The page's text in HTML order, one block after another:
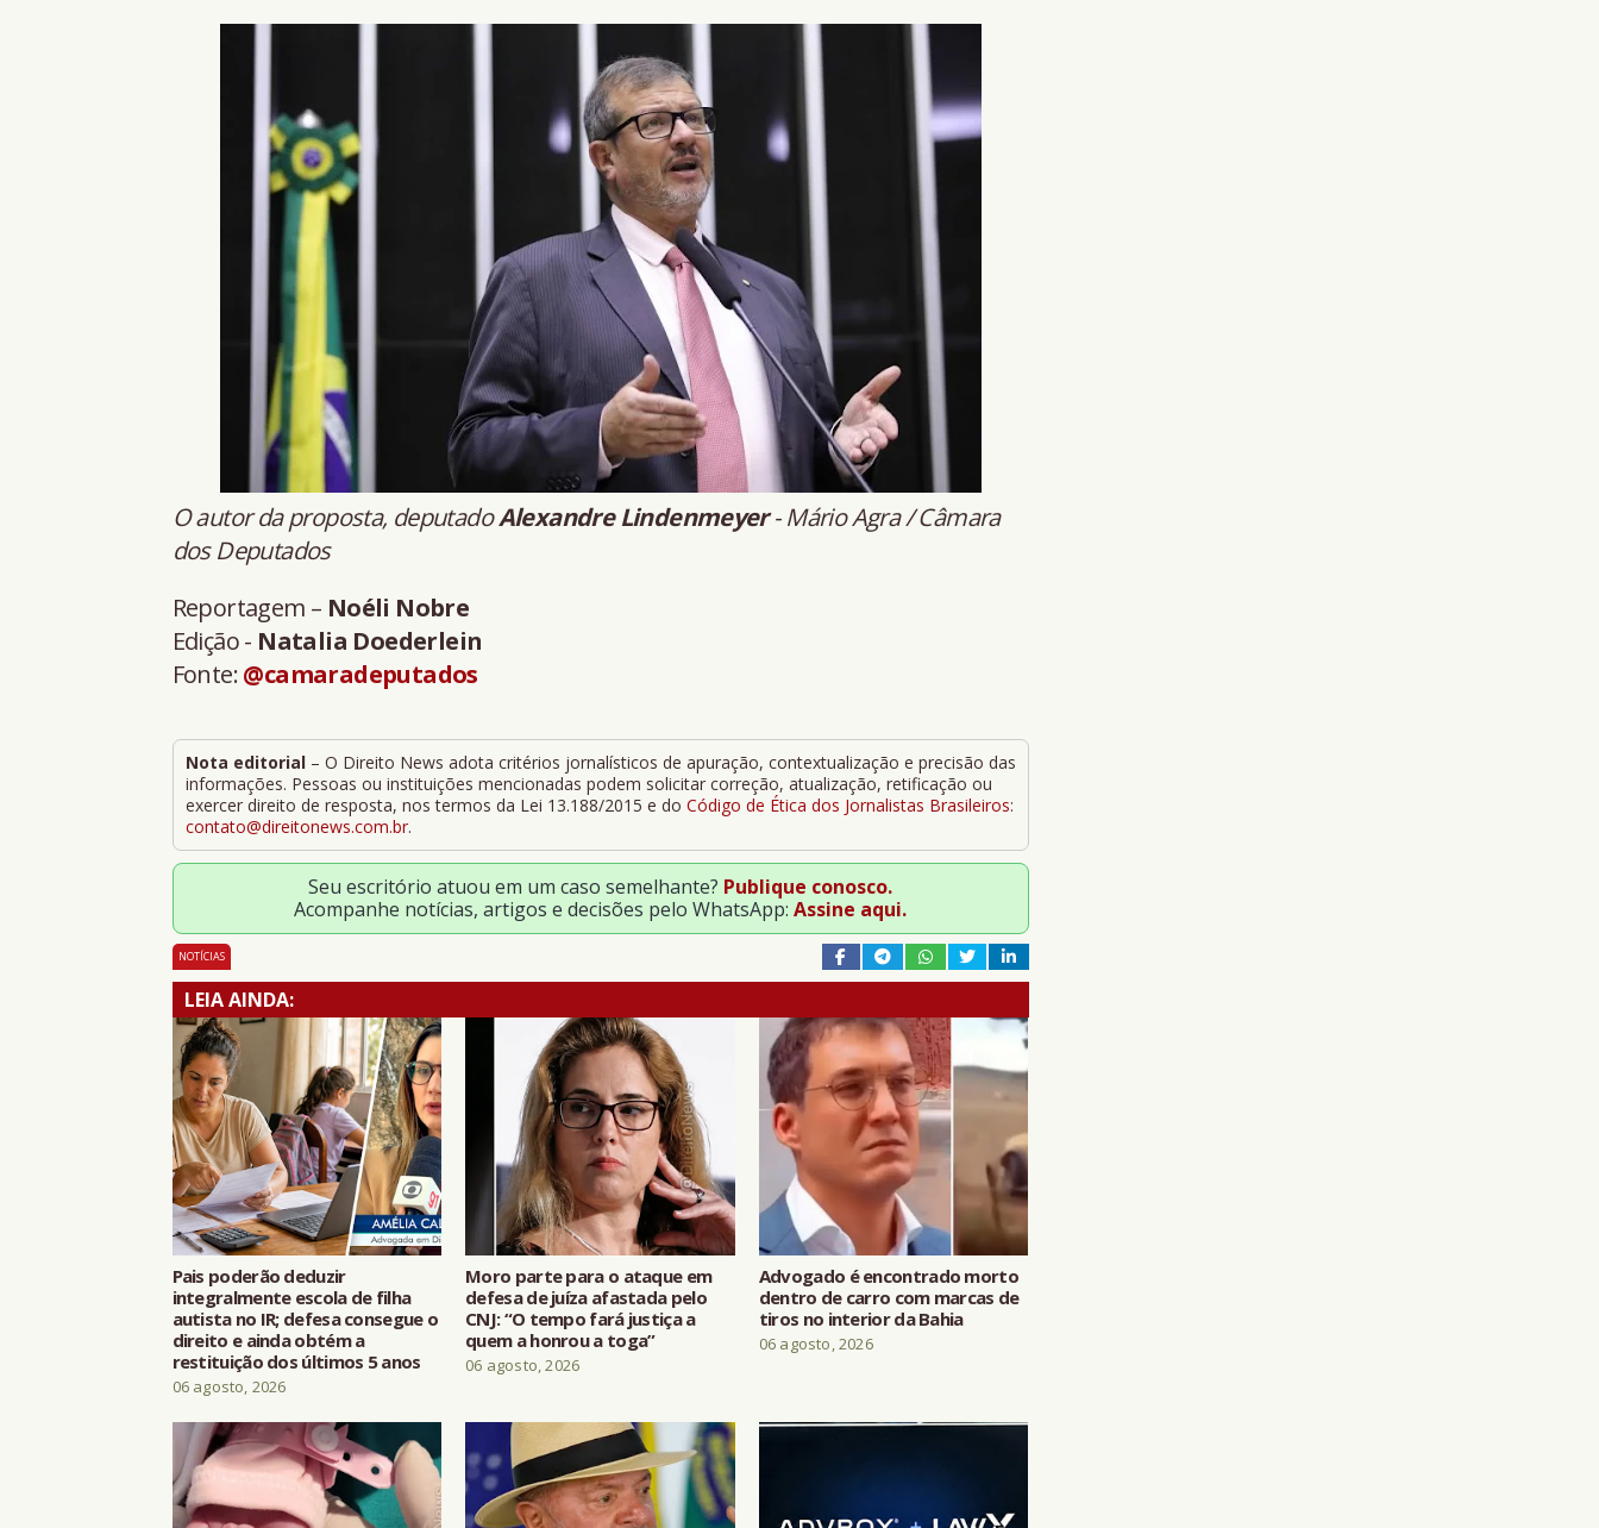
O autor da proposta, deputadoAlexandre Lindenmeyer- Mário Agra / Câmara
dos Deputados
Reportagem – Noéli Nobre
Edição - Natalia Doederlein
Fonte:@camaradeputados
Nota editorial– O Direito News adota critérios jornalísticos de apuração, contextualização e precisão das
informações. Pessoas ou instituições mencionadas podem solicitar correção, atualização, retificação ou
exercer direito de resposta, nos termos da Lei 13.188/2015 e do Código de Ética dos Jornalistas Brasileiros:
contato@direitonews.com.br.
Seu escritório atuou em um caso semelhante? Publique conosco.
Acompanhe notícias, artigos e decisões pelo WhatsApp: Assine aqui.
NOTÍCIAS
LEIA AINDA:
Pais poderão deduzir
integralmente escola de filha
autista no IR; defesa consegue o
direito e ainda obtém a
restituição dos últimos 5 anos
06 agosto, 2026
Moro parte para o ataque em
defesa de juíza afastada pelo
CNJ: “O tempo fará justiça a
quem a honrou a toga”
06 agosto, 2026
Advogado é encontrado morto
dentro de carro com marcas de
tiros no interior da Bahia
06 agosto, 2026